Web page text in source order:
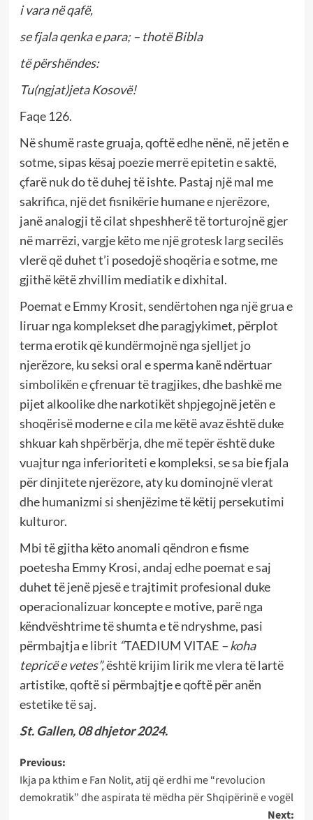
i vara në qafë,
se fjala qenka e para; – thotë Bibla
të përshëndes:
Tu(ngjat)jeta Kosovë!
Faqe 126.
Në shumë raste gruaja, qoftë edhe nënë, në jetën e
sotme, sipas kësaj poezie merrë epitetin e saktë,
çfarë nuk do të duhej të ishte. Pastaj një mal me
sakrifica, një det fisnikërie humane e njerëzore,
janë analogji të cilat shpeshherë të torturojnë gjer
në marrëzi, vargje këto me një grotesk larg secilës
vlerë që duhet t’i posedojë shoqëria e sotme, me
gjithë këtë zhvillim mediatik e dixhital.
Poemat e Emmy Krosit, sendërtohen nga një grua e
liruar nga komplekset dhe paragjykimet, përplot
terma erotik që kundërmojnë nga sjelljet jo
njerëzore, ku seksi oral e sperma kanë ndërtuar
simbolikën e çfrenuar të tragjikes, dhe bashkë me
pijet alkoolike dhe narkotikët shpjegojnë jetën e
shoqërisë moderne e cila me këtë avaz është duke
shkuar kah shpërbërja, dhe më tepër është duke
vuajtur nga inferioriteti e kompleksi, se sa bie fjala
për dinjitete njerëzore, aty ku dominojnë vlerat
dhe humanizmi si shenjëzime të këtij persekutimi
kulturor.
Mbi të gjitha këto anomali qëndron e fisme
poetesha Emmy Krosi, andaj edhe poemat e saj
duhet të jenë pjesë e trajtimit profesional duke
operacionalizuar koncepte e motive, parë nga
këndvështrime të shumta e të ndryshme, pasi
përmbajtja e librit “TAEDIUM VITAE– koha
tepricë e vetes”,është krijim lirik me vlera të lartë
artistike, qoftë si përmbajtje e qoftë për anën
estetike të saj.
St. Gallen, 08 dhjetor 2024.
Post
navigation
Previous:
Ikja pa kthim e Fan Nolit, atij që erdhi me “revolucion
demokratik” dhe aspirata të mëdha për Shqipërinë e vogël
Next: